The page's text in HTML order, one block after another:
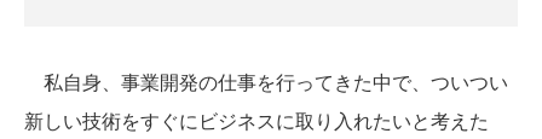
私自身、事業開発の仕事を行ってきた中で、ついつい
新しい技術をすぐにビジネスに取り入れたいと考えた